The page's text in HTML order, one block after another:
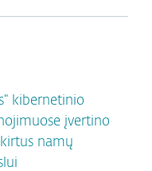
kibernetinio
įvertino
namų